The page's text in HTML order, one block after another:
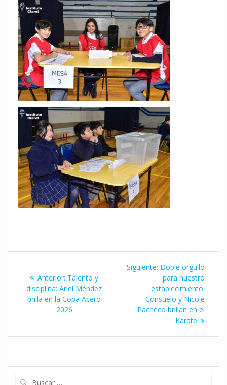
de
entradas
Anterior: Entrada
anterior:
Talento y
disciplina: Ariel Méndez
brilla en la Copa Acero
2026
Siguiente: Siguiente
entrada:
Doble orgullo
para nuestro
establecimiento:
Consuelo y Nicole
Pacheco brillan en el
Karate